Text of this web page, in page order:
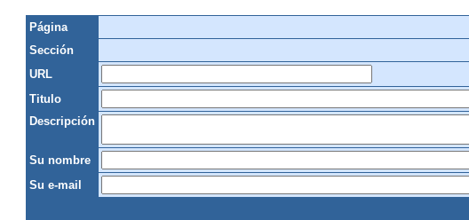
Página
Sección
URL
Titulo
Descripción
Su nombre
Su e-mail